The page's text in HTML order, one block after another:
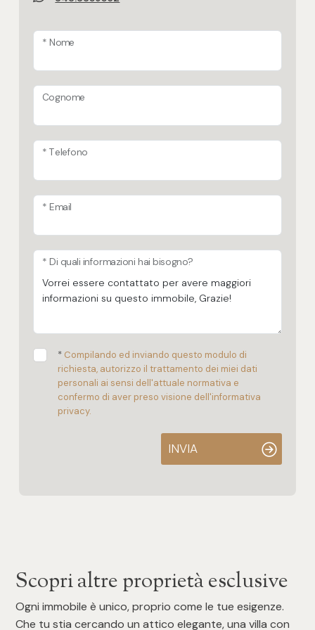
Immobile idoneo per più nuclei familiari
* Nome
Cognome
* Telefono
* Email
* Di quali informazioni hai bisogno?
* Compilando ed inviando questo modulo di
richiesta, autorizzo il trattamento dei miei dati
personali ai sensi dell'attuale normativa e
confermo di aver preso visione dell'informativa
privacy.
INVIA
Scopri altre proprietà esclusive
Ogni immobile è unico, proprio come le tue esigenze.
Che tu stia cercando un attico elegante, una villa con